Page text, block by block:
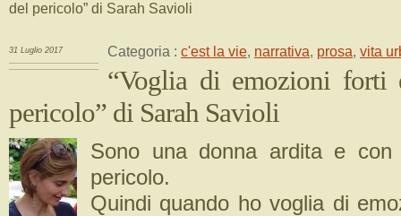
del pericolo” di Sarah Savioli
31 Luglio 2017 Categoria : c'est la vie, narrativa, prosa, vita
“Voglia di emozioni forti
pericolo” di Sarah Savioli
Sono una donna ardita e
pericolo.
Quindi quando ho voglia di